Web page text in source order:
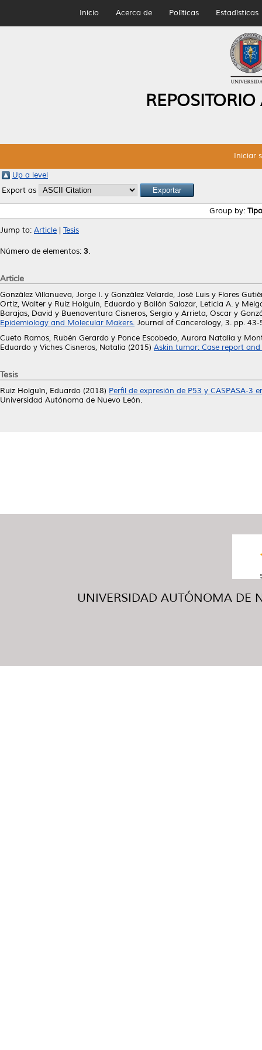
Inicio Acerca de Políticas Estadísticas
Iniciar
Up a level
Export as
Group by:
Jump to: Article Tesis
Número de elementos: 3.
Article
González Villanueva, Jorge I. y González Velarde, José Luis y Flores
Ortiz, Walter y Ruiz Holguín, Eduardo y Bailón Salazar, Leticia A. y
Barajas, David y Buenaventura Cisneros, Sergio y Arrieta, Oscar y
Epidemiology and Molecular Makers. Journal of Cancerology, 3. pp.
Cueto Ramos, Rubén Gerardo y Ponce Escobedo, Aurora Natalia y
Eduardo y Viches Cisneros, Natalia (2015) Askin tumor: Case report
Tesis
Ruiz Holguín, Eduardo (2018) Perfil de expresión de P53 y CASPASA-
Universidad Autónoma de Nuevo León.
UNIVERSIDAD AUTÓNOMA DE